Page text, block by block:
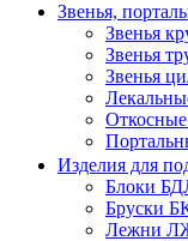
Звенья,
Звенья
Звенья
Звенья
Откосные
Изделия для
Блоки
Бруски
Лежни